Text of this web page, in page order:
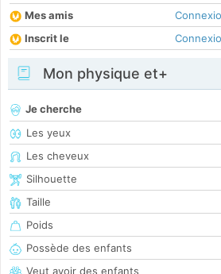
Mes amis
Inscrit le
Mon physique et+
Je cherche
Les yeux
Les cheveux
Silhouette
Taille
Poids
Possède des enfants
Veut avoir des enfants